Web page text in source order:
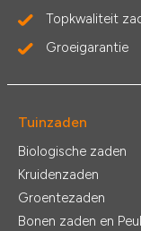
Topkwaliteit
Groeigarantie
Tuinzaden
Biologische zaden
Kruidenzaden
Groentezaden
Bonen zaden en